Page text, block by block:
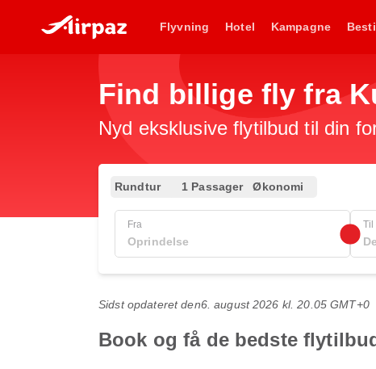
Flyvning Hotel Kampagne
Find billige fly fra
Nyd eksklusive flytilbud til din
Rundtur 1 Passager Økonomi
Fra Til
Sidst opdateret den6. august 2026 kl. 20.05 GMT+0
Book og få de bedste